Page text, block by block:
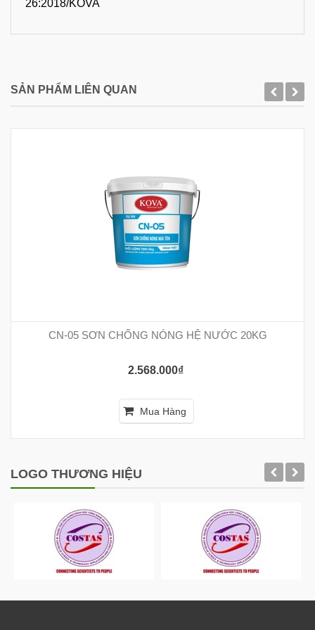
26:2018/KOVA
SẢN PHẨM LIÊN QUAN
CN-05 SƠN CHỐNG NÓNG HỆ NƯỚC 20KG
2.568.000₫
Mua Hàng
LOGO THƯƠNG HIỆU